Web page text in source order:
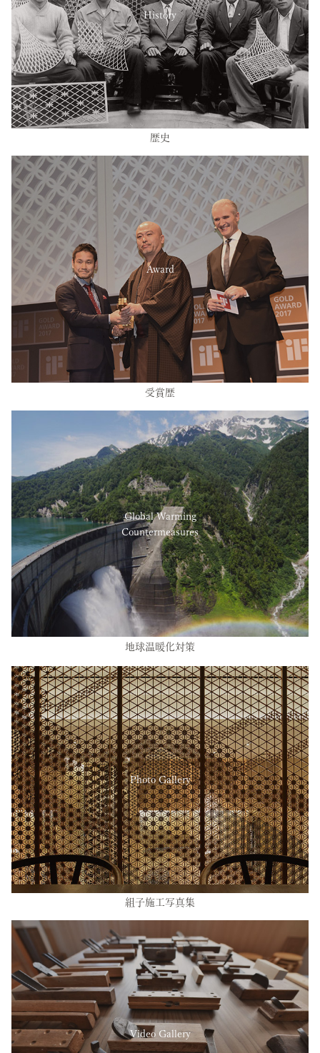
History
歴史
Award
受賞歴
Global Warming
Countermeasures
地球温暖化対策
Photo Gallery
組子施工写真集
Video Gallery